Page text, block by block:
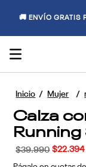
🚚 ENVÍO GRATIS
Mujer
Calza
$39.990 $22.394